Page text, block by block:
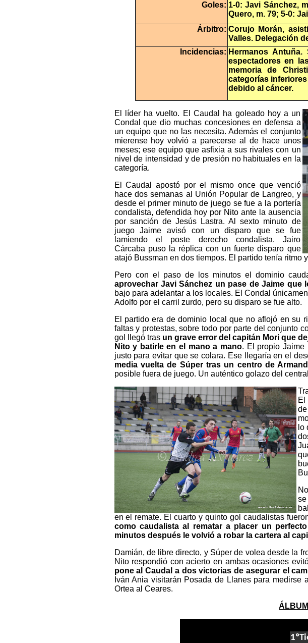
Goles: 1-0: Javi Sánchez,
Quero, m. 79; 5-0:
Árbitro: Corujo Morán,
Valles. Delegación
Incidencias: Hermanos
espectadores en
memoria de
categorías
debido al cáncer.
El líder ha vuelto. El Caudal ha goleado hoy a un
Condal que dio muchas concesiones en defensa a
un equipo que no las necesita. Además el conjunto
mierense hoy volvió a parecerse al de hace unos
meses; ese equipo que asfixia a sus rivales con un
nivel de intensidad y de presión no habituales en la
categoría.
El Caudal apostó por el mismo once que venció
hace dos semanas al Unión Popular de Langreo, y
desde el primer minuto de juego se fue a la portería
condalista, defendida hoy por Nito ante la ausencia
por sanción de Jesús Lastra. Al sexto minuto de
juego Jaime avisó con un disparo que se fue
lamiendo el poste derecho condalista. Jairo
Cárcaba puso la réplica con un fuerte disparo que
atajó Bussman en dos tiempos. El partido tenía ritmo
Pero con el paso de los minutos el dominio
aprovechar Javi Sánchez un pase de Jaime que
bajo para adelantar a los locales. El Condal
Adolfo por el carril zurdo, pero su disparo se fue alto.
El partido era de dominio local que no aflojó en su
faltas y protestas, sobre todo por parte del conjunto
gol llegó tras un grave error del capitán Mori que
Nito y batirle en el mano a mano. El propio Jaime
justo para evitar que se colara. Ese llegaría en el
media vuelta de Súper tras un centro de
posible fuera de juego. Un auténtico golazo del
El
lo
en el remate. El cuarto y quinto gol caudalistas
como caudalista al rematar a placer un
minutos después le volvió a robar la cartera al
Damián, de libre directo, y Súper de volea desde la
Nito respondió con acierto en ambas ocasiones
pone al Caudal a dos victorias de asegurar el
Iván Ania visitarán Posada de Llanes para
Ortea al Ceares.